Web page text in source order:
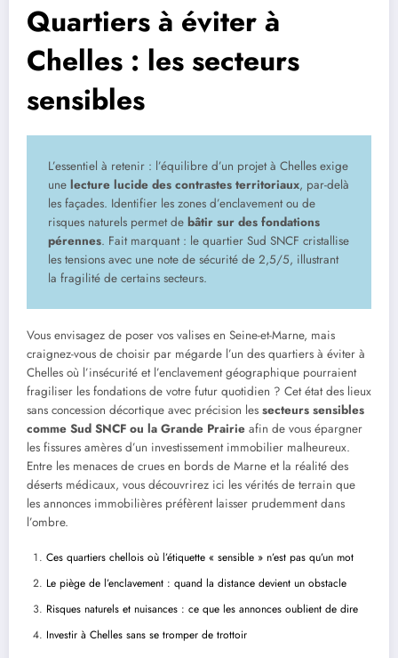
Quartiers à éviter à
Chelles : les secteurs
sensibles
L’essentiel à retenir : l’équilibre d’un projet à Chelles exige
une lecture lucide des contrastes territoriaux, par-delà
les façades. Identifier les zones d’enclavement ou de
risques naturels permet de bâtir sur des fondations
pérennes. Fait marquant : le quartier Sud SNCF cristallise
les tensions avec une note de sécurité de 2,5/5, illustrant
la fragilité de certains secteurs.
Vous envisagez de poser vos valises en Seine-et-Marne, mais
craignez-vous de choisir par mégarde l’un des quartiers à éviter à
Chelles où l’insécurité et l’enclavement géographique pourraient
fragiliser les fondations de votre futur quotidien ? Cet état des lieux
sans concession décortique avec précision les secteurs sensibles
comme Sud SNCF ou la Grande Prairie afin de vous épargner
les fissures amères d’un investissement immobilier malheureux.
Entre les menaces de crues en bords de Marne et la réalité des
déserts médicaux, vous découvrirez ici les vérités de terrain que
les annonces immobilières préfèrent laisser prudemment dans
l’ombre.
Ces quartiers chellois où l’étiquette « sensible » n’est pas qu’un mot
Le piège de l’enclavement : quand la distance devient un obstacle
Risques naturels et nuisances : ce que les annonces oublient de dire
Investir à Chelles sans se tromper de trottoir